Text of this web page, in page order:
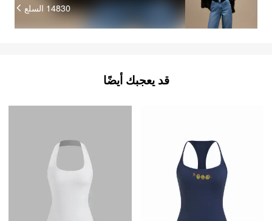
14830 السلع
قد يعجبك أيضًا